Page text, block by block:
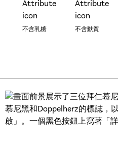
不含乳糖 不含麩質